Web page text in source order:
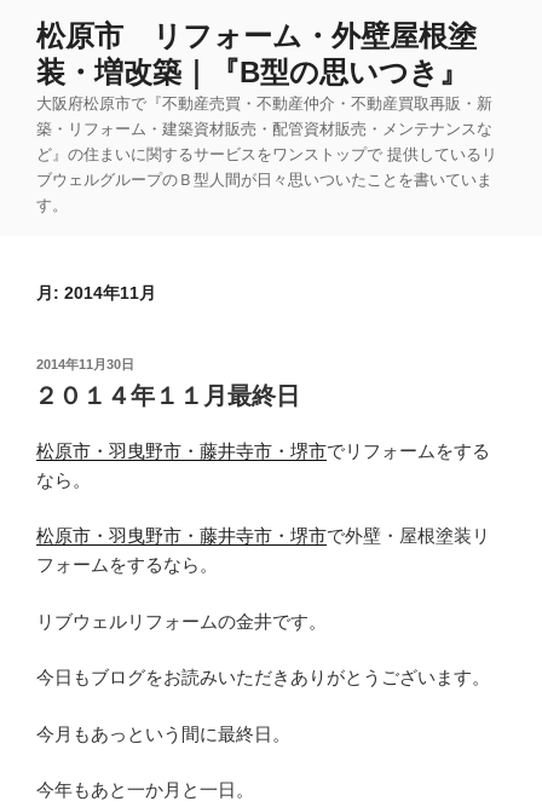
松原市 リフォーム・外壁屋根塗
装・増改築｜『B型の思いつき』
大阪府松原市で『不動産売買・不動産仲介・不動産買取再販・新
築・リフォーム・建築資材販売・配管資材販売・メンテナンスな
ど』の住まいに関するサービスをワンストップで 提供しているリ
ブウェルグループのＢ型人間が日々思いついたことを書いていま
す。
月: 2014年11月
投
稿
日:
2014年11月30日
２０１４年１１月最終日
松原市・羽曳野市・藤井寺市・堺市でリフォームをする
なら。
松原市・羽曳野市・藤井寺市・堺市で外壁・屋根塗装リ
フォームをするなら。
リブウェルリフォームの金井です。
今日もブログをお読みいただきありがとうございます。
今月もあっという間に最終日。
今年もあと一か月と一日。